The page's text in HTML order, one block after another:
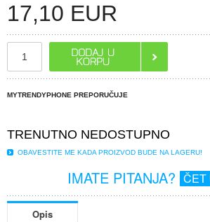
17,10 EUR
MYTRENDYPHONE PREPORUČUJE
TRENUTNO NEDOSTUPNO
OBAVESTITE ME KADA PROIZVOD BUDE NA LAGERU!
IMATE PITANJA? ČET
Opis